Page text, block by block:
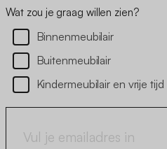
Wat zou je graag willen zien?
Binnenmeubilair
Buitenmeubilair
Kindermeubilair en vrije tijd